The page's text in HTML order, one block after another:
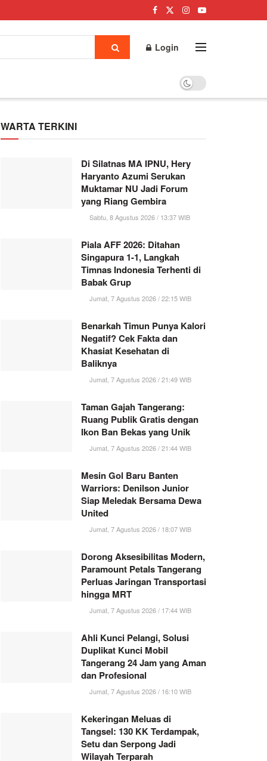
Login
WARTA TERKINI
Di Silatnas MA IPNU, Hery
Haryanto Azumi Serukan
Muktamar NU Jadi Forum
yang Riang Gembira
Sabtu, 8 Agustus 2026 / 13:37 WIB
Piala AFF 2026: Ditahan
Singapura 1-1, Langkah
Timnas Indonesia Terhenti di
Babak Grup
Jumat, 7 Agustus 2026 / 22:15 WIB
Benarkah Timun Punya Kalori
Negatif? Cek Fakta dan
Khasiat Kesehatan di
Baliknya
Jumat, 7 Agustus 2026 / 21:49 WIB
Taman Gajah Tangerang:
Ruang Publik Gratis dengan
Ikon Ban Bekas yang Unik
Jumat, 7 Agustus 2026 / 21:44 WIB
Mesin Gol Baru Banten
Warriors: Denilson Junior
Siap Meledak Bersama Dewa
United
Jumat, 7 Agustus 2026 / 18:07 WIB
Dorong Aksesibilitas Modern,
Paramount Petals Tangerang
Perluas Jaringan Transportasi
hingga MRT
Jumat, 7 Agustus 2026 / 17:44 WIB
Ahli Kunci Pelangi, Solusi
Duplikat Kunci Mobil
Tangerang 24 Jam yang Aman
dan Profesional
Jumat, 7 Agustus 2026 / 16:10 WIB
Kekeringan Meluas di
Tangsel: 130 KK Terdampak,
Setu dan Serpong Jadi
Wilayah Terparah